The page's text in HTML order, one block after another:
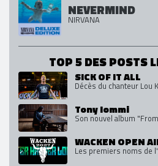
NEVERMIND
NIRVANA
TOP 5 DES POSTS
SICK OF IT ALL
Décès du chanteur Lou
Tony Iommi
Son nouvel album
WACKEN OPEN
Les premiers noms de